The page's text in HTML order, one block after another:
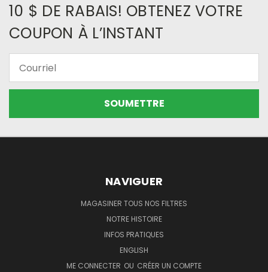
10 $ DE RABAIS! OBTENEZ VOTRE
COUPON À L’INSTANT
NAVIGUER
MAGASINER TOUS NOS FILTRES
NOTRE HISTOIRE
INFOS PRATIQUES
ENGLISH
ME CONNECTER OU CRÉER UN COMPTE